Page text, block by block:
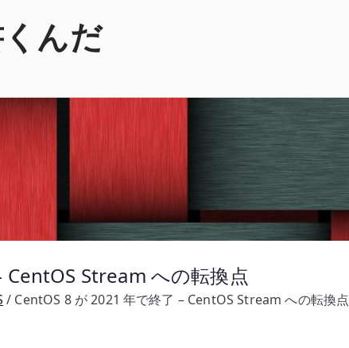
んだ
Stream への転換点
CentOS 8 が 2021 年で終了 – CentOS Stream への転換点